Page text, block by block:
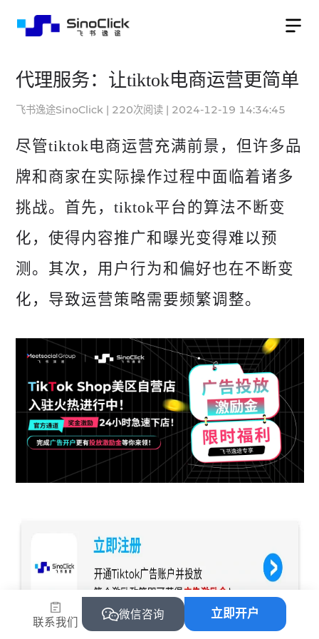
代理服务：让tiktok电商运营更简单
飞书逸途SinoClick | 220次阅读 | 2024-12-19 14:34:45
尽管tiktok电商运营充满前景，但许多品
牌和商家在实际操作过程中面临着诸多
挑战。首先，tiktok平台的算法不断变
化，使得内容推广和曝光变得难以预
测。其次，用户行为和偏好也在不断变
化，导致运营策略需要频繁调整。
联系我们
微信咨询 立即开户